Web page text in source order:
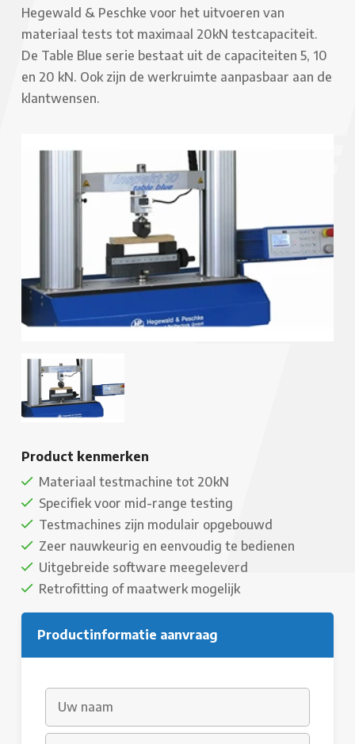
Hegewald & Peschke voor het uitvoeren van
materiaal tests tot maximaal 20kN testcapaciteit.
De Table Blue serie bestaat uit de capaciteiten 5, 10
en 20 kN. Ook zijn de werkruimte aanpasbaar aan de
klantwensen.
Product kenmerken
Materiaal testmachine tot 20kN
Specifiek voor mid-range testing
Testmachines zijn modulair opgebouwd
Zeer nauwkeurig en eenvoudig te bedienen
Uitgebreide software meegeleverd
Retrofitting of maatwerk mogelijk
Productinformatie aanvraag